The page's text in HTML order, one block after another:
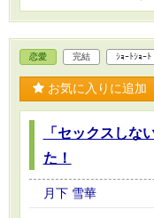
恋愛 完結 ｼｮｰﾄｼｮｰﾄ
お気に入りに追加
「セックスしな
た！
月下 雪華